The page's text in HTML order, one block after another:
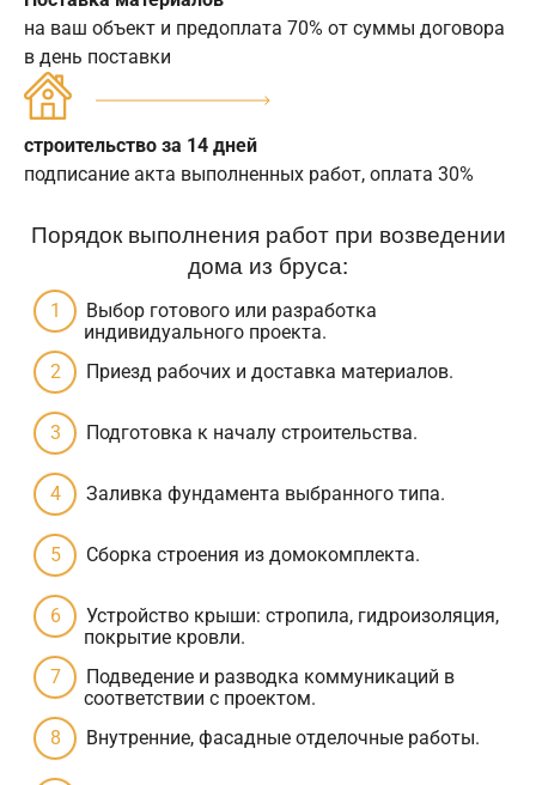
на ваш объект и предоплата 70% от суммы договора
в день поставки
строительство за 14 дней
подписание акта выполненных работ, оплата 30%
Порядок выполнения работ при возведении
дома из бруса:
Выбор готового или разработка
индивидуального проекта.
Приезд рабочих и доставка материалов.
Подготовка к началу строительства.
Заливка фундамента выбранного типа.
Сборка строения из домокомплекта.
Устройство крыши: стропила, гидроизоляция,
покрытие кровли.
Подведение и разводка коммуникаций в
соответствии с проектом.
Внутренние, фасадные отделочные работы.